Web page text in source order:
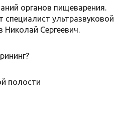
органов пищеварения.
специалист ультразвуковой
Николай Сергеевич.
полости